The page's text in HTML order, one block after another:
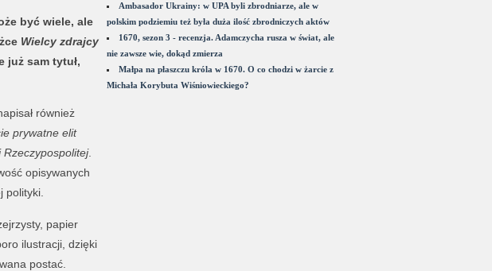
być wiele, ale
Wielcy zdrajcy
już sam tytuł,
również
prywatne elit
.
opisywanych
polityki.
papier
ilustracji, dzięki
postać.
Ambasador Ukrainy: w UPA byli zbrodniarze, ale w
polskim podziemiu też była duża ilość zbrodniczych aktów
1670, sezon 3 - recenzja. Adamczycha rusza w świat, ale
nie zawsze wie, dokąd zmierza
Małpa na płaszczu króla w 1670. O co chodzi w żarcie z
Michała Korybuta Wiśniowieckiego?